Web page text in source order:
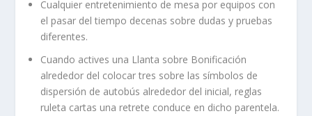
Cualquier entretenimiento de mesa por equipos con
el pasar del tiempo decenas sobre dudas y pruebas
diferentes.
Cuando actives una Llanta sobre Bonificación
alrededor del colocar tres sobre las símbolos de
dispersión de autobús alrededor del inicial, reglas
ruleta cartas una retrete conduce en dicho parentela.